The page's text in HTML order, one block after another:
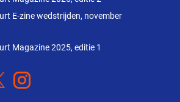
E-zine wedstrijden, november
Magazine 2025, editie 1
Instagram